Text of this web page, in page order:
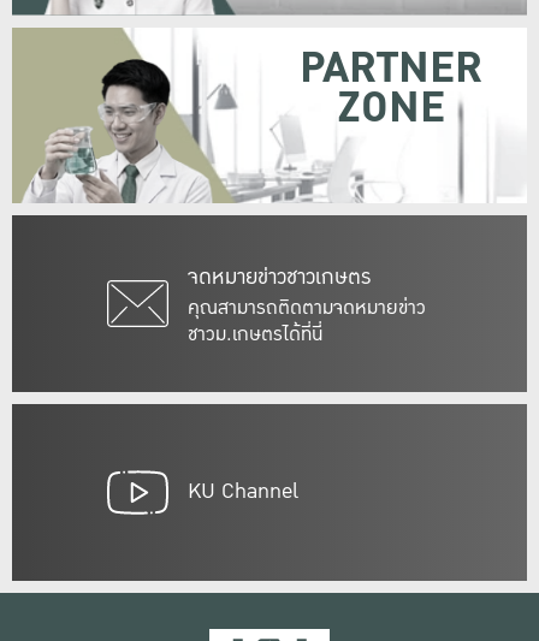
จดหมายข่าวชาวเกษตร
คุณสามารถติดตามจดหมายข่าว
ชาวม.เกษตรได้ที่นี่
PARTNER
ZONE
KU Channel